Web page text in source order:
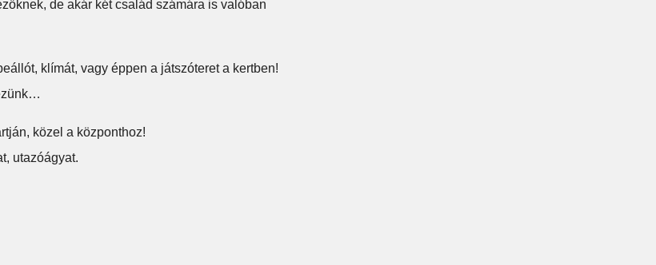
de akár két család számára is valóban
klímát, vagy éppen a játszóteret a kertben!
közel a központhoz!
utazóágyat.